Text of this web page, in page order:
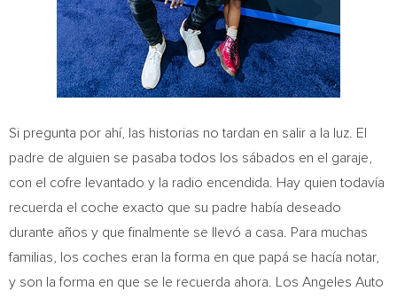
Si pregunta por ahí, las historias no tardan en salir a la luz. El
padre de alguien se pasaba todos los sábados en el garaje,
con el cofre levantado y la radio encendida. Hay quien todavía
recuerda el coche exacto que su padre había deseado
durante años y que finalmente se llevó a casa. Para muchas
familias, los coches eran la forma en que papá se hacía notar,
y son la forma en que se le recuerda ahora. Los Angeles Auto